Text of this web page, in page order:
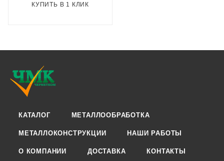
КУПИТЬ В 1 КЛИК
КАТАЛОГ МЕТАЛЛООБРАБОТКА
МЕТАЛЛОКОНСТРУКЦИИ НАШИ РАБОТЫ
О КОМПАНИИ ДОСТАВКА КОНТАКТЫ